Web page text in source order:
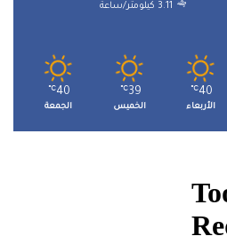
3.11 كيلومتر/ساعة
40
℃
الأربعاء
39
℃
الخميس
40
℃
الجمعة